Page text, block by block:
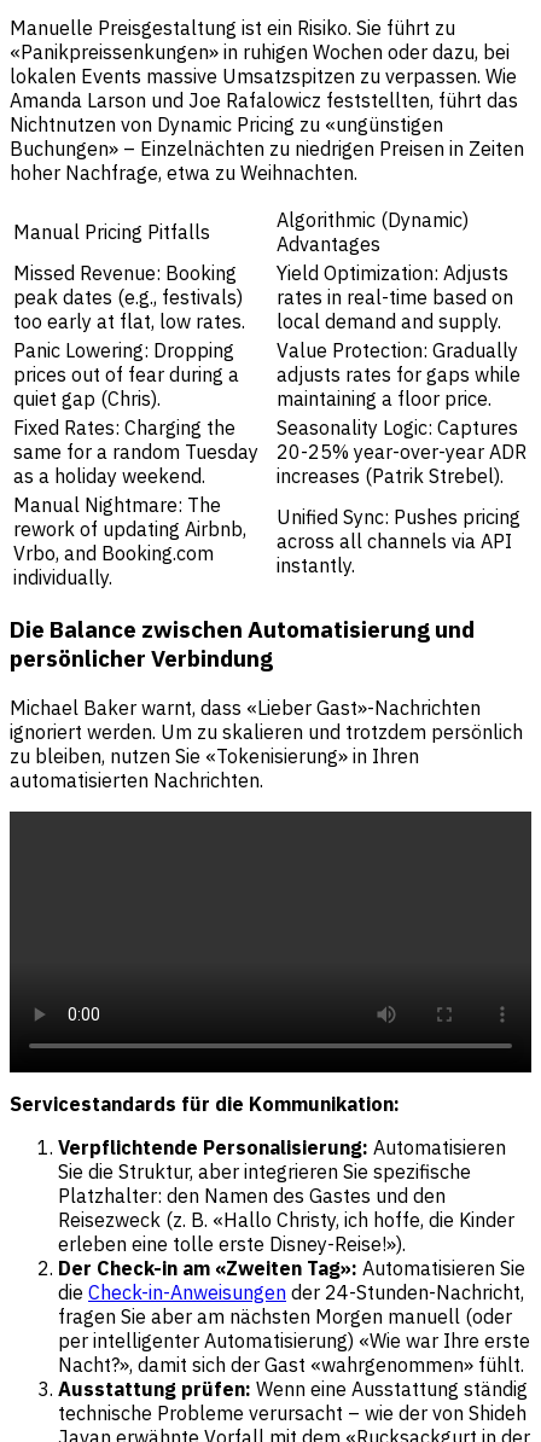
Manuelle Preisgestaltung ist ein Risiko. Sie führt zu
«Panikpreissenkungen» in ruhigen Wochen oder dazu, bei
lokalen Events massive Umsatzspitzen zu verpassen. Wie
Amanda Larson und Joe Rafalowicz feststellten, führt das
Nichtnutzen von Dynamic Pricing zu «ungünstigen
Buchungen» – Einzelnächten zu niedrigen Preisen in Zeiten
hoher Nachfrage, etwa zu Weihnachten.
Manual Pricing Pitfalls
Algorithmic (Dynamic)
Advantages
Missed Revenue: Booking
peak dates (e.g., festivals)
too early at flat, low rates.
Yield Optimization: Adjusts
rates in real-time based on
local demand and supply.
Panic Lowering: Dropping
prices out of fear during a
quiet gap (Chris).
Value Protection: Gradually
adjusts rates for gaps while
maintaining a floor price.
Fixed Rates: Charging the
same for a random Tuesday
as a holiday weekend.
Seasonality Logic: Captures
20-25% year-over-year ADR
increases (Patrik Strebel).
Manual Nightmare: The
rework of updating Airbnb,
Vrbo, and Booking.com
individually.
Unified Sync: Pushes pricing
across all channels via API
instantly.
Die Balance zwischen Automatisierung und
persönlicher Verbindung
Michael Baker warnt, dass «Lieber Gast»-Nachrichten
ignoriert werden. Um zu skalieren und trotzdem persönlich
zu bleiben, nutzen Sie «Tokenisierung» in Ihren
automatisierten Nachrichten.
Servicestandards für die Kommunikation:
Verpflichtende Personalisierung: Automatisieren
Sie die Struktur, aber integrieren Sie spezifische
Platzhalter: den Namen des Gastes und den
Reisezweck (z. B. «Hallo Christy, ich hoffe, die Kinder
erleben eine tolle erste Disney-Reise!»).
Der Check-in am «Zweiten Tag»: Automatisieren Sie
die Check-in-Anweisungen der 24-Stunden-Nachricht,
fragen Sie aber am nächsten Morgen manuell (oder
per intelligenter Automatisierung) «Wie war Ihre erste
Nacht?», damit sich der Gast «wahrgenommen» fühlt.
Ausstattung prüfen: Wenn eine Ausstattung ständig
technische Probleme verursacht – wie der von Shideh
Javan erwähnte Vorfall mit dem «Rucksackgurt in der